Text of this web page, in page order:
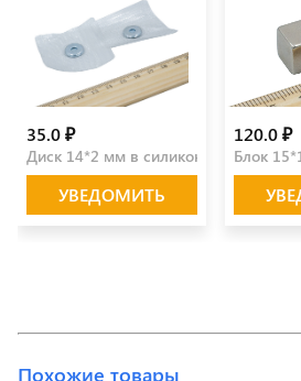
35.0 ₽
Диск 14*2 мм в силиконе (пара)
УВЕДОМИТЬ
120.0 ₽
Блок
Похожие товары